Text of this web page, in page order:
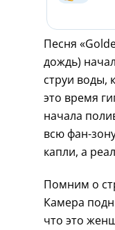
Песня
дождь)
струи воды,
это время
начала
всю фан-
капли, а
Помним о
Камера
что это